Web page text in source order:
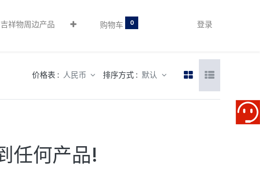
祥物周边产品 购物车 0 登录
价格表 : 人民币 排序方式 : 默认
任何产品!